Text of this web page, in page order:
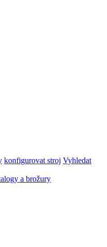
konfigurovat stroj Vyhledat
a brožury